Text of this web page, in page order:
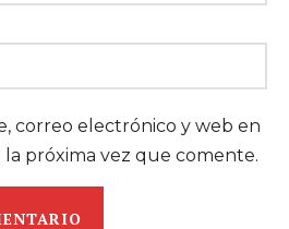
correo electrónico y web en
próxima vez que comente.